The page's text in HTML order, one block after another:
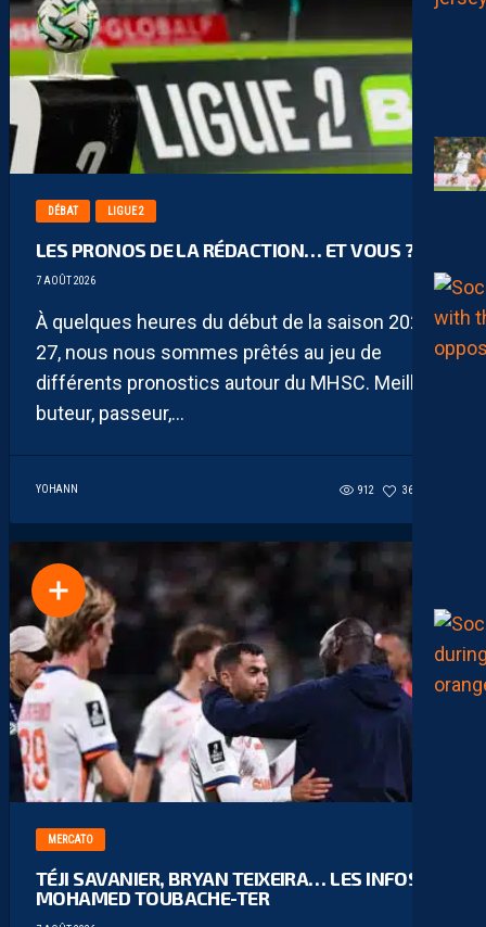
DÉBAT LIGUE 2
LES PRONOS DE LA RÉDACTION… ET VOUS ?
7 AOÛT 2026
À quelques heures du début de la saison 2026-
27, nous nous sommes prêtés au jeu de
différents pronostics autour du MHSC. Meilleur
buteur, passeur,...
YOHANN 912 36
MERCATO
TÉJI SAVANIER, BRYAN TEIXEIRA… LES INFOS DE
MOHAMED TOUBACHE-TER